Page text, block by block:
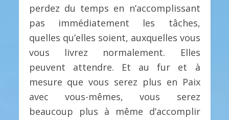
perdez du temps en n’accomplissant
pas immédiatement les tâches,
quelles qu’elles soient, auxquelles vous
vous livrez normalement. Elles
peuvent attendre. Et au fur et à
mesure que vous serez plus en Paix
avec vous-mêmes, vous serez
beaucoup plus à même d’accomplir